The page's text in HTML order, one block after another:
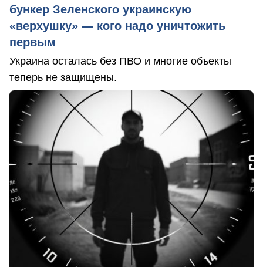
бункер Зеленского украинскую
«верхушку» — кого надо уничтожить
первым
Украина осталась без ПВО и многие объекты
теперь не защищены.